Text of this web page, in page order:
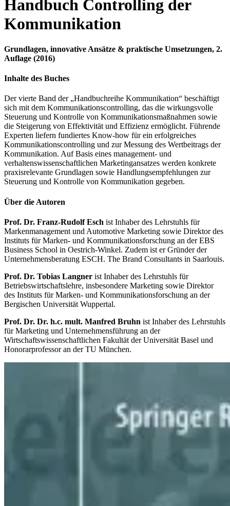
Handbuch Controlling der
Kommunikation
Grundlagen, innovative Ansätze & praktische Umsetzungen, 2.
Auflage (2016)
Inhalte des Buches
Der vierte Band der „Handbuchreihe Kommunikation“ beschäftigt
sich mit dem Kommunikationscontrolling, das die wirkungsvolle
Steuerung und Kontrolle von Kommunikationsmaßnahmen sowie
die Steigerung von Effektivität und Effizienz ermöglicht. Führende
Experten liefern fundiertes Know-how für ein erfolgreiches
Kommunikationscontrolling und zur Messung des Wertbeitrags der
Kommunikation. Auf Basis eines management- und
verhaltenswissenschaftlichen Marketingansatzes werden konkrete
praxisrelevante Grundlagen sowie Handlungsempfehlungen zur
Steuerung und Kontrolle von Kommunikation gegeben.
Über die Autoren
Prof. Dr. Franz-Rudolf Esch ist Inhaber des Lehrstuhls für
Markenmanagement und Automotive Marketing sowie Direktor des
Instituts für Marken- und Kommunikationsforschung an der EBS
Business School in Oestrich-Winkel. Zudem ist er Gründer der
Unternehmensberatung ESCH. The Brand Consultants in Saarlouis.
Prof. Dr. Tobias Langner ist Inhaber des Lehrstuhls für
Betriebswirtschaftslehre, insbesondere Marketing sowie Direktor
des Instituts für Marken- und Kommunikationsforschung an der
Bergischen Universität Wuppertal.
Prof. Dr. Dr. h.c. mult. Manfred Bruhn ist Inhaber des Lehrstuhls
für Marketing und Unternehmensführung an der
Wirtschaftswissenschaftlichen Fakultät der Universität Basel und
Honorarprofessor an der TU München.